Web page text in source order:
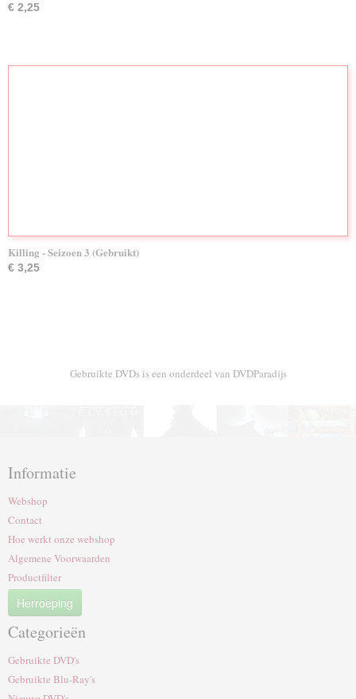
€ 2,25
Killing - Seizoen 3 (Gebruikt)
€ 3,25
Gebruikte DVDs is een onderdeel van DVDParadijs
Informatie
Webshop
Contact
Hoe werkt onze webshop
Algemene Voorwaarden
Productfilter
Herroeping
Categorieën
Gebruikte DVD's
Gebruikte Blu-Ray's